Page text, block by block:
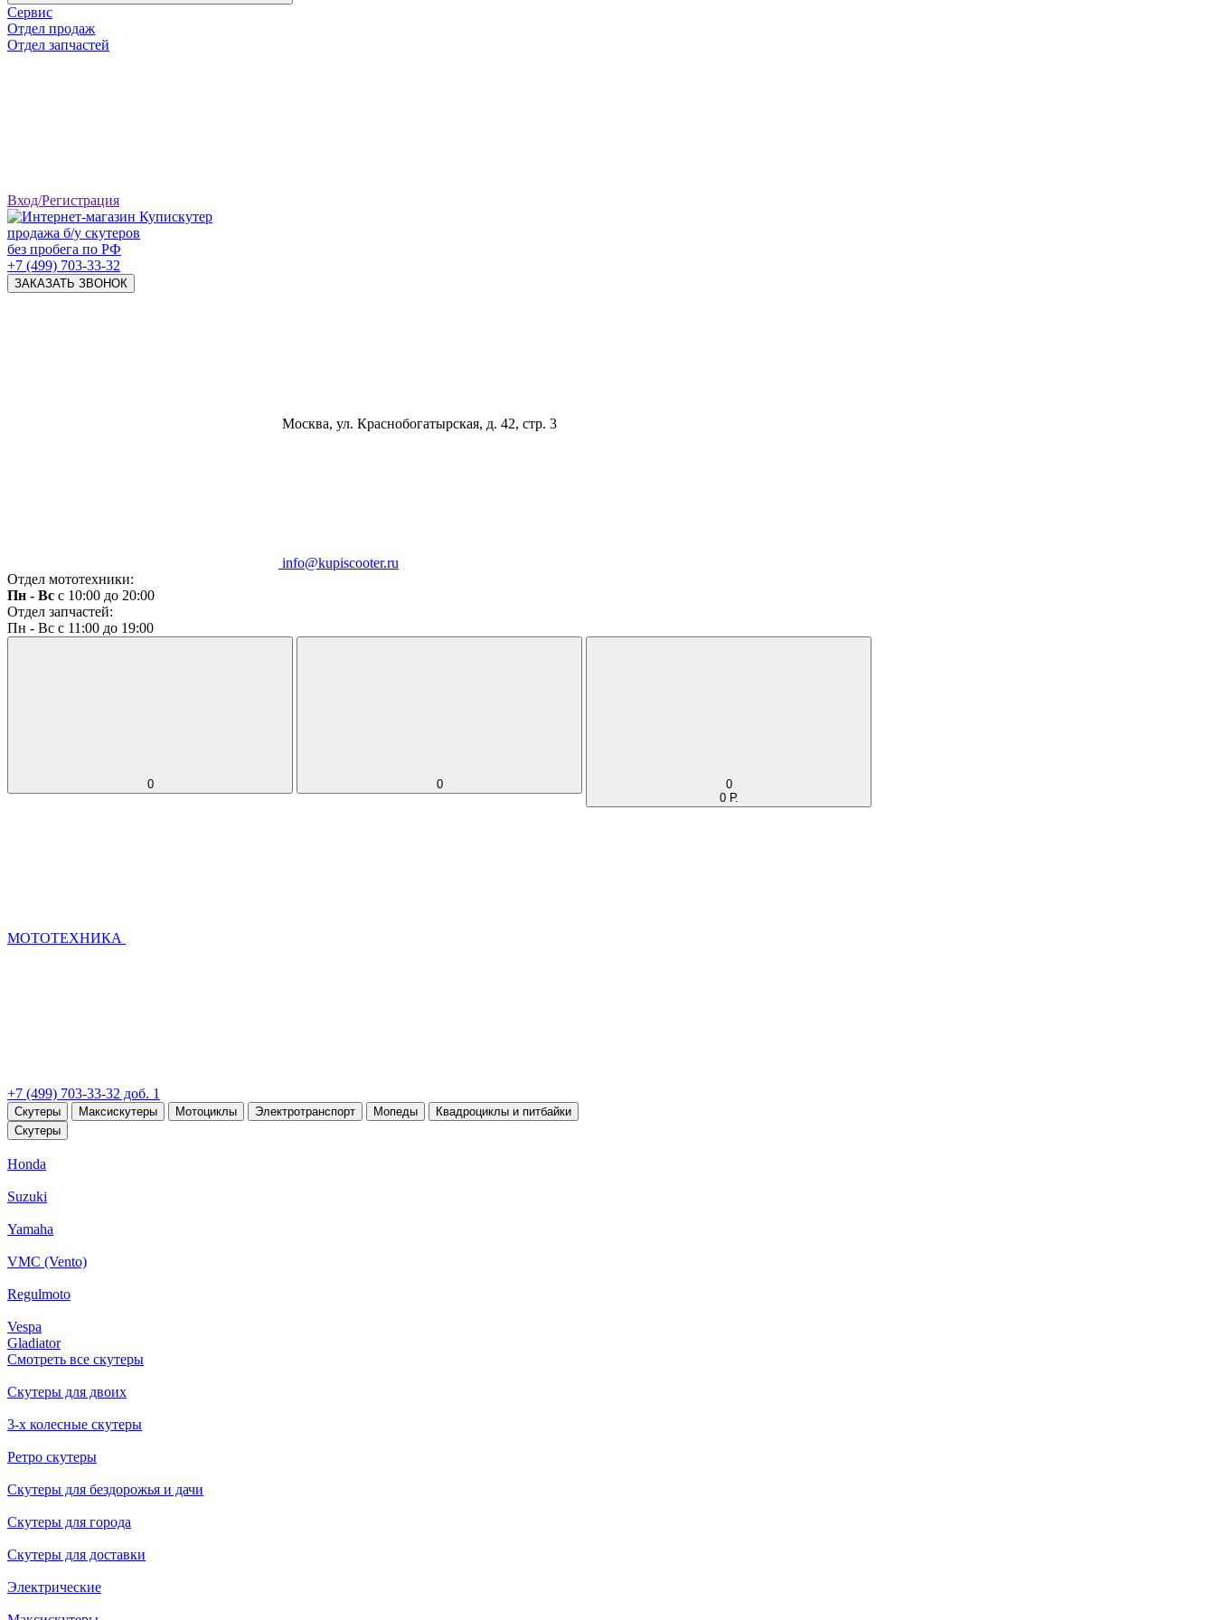
Сервис
Отдел продаж
Отдел запчастей
Вход/Регистрация
продажа б/у скутеров
без пробега по РФ
+7 (499) 703-33-32
ЗАКАЗАТЬ ЗВОНОК
Москва, ул. Краснобогатырская, д. 42, стр. 3
info@kupiscooter.ru
Отдел мототехники:
Пн - Вс с 10:00 до 20:00
Отдел запчастей:
Пн - Вс с 11:00 до 19:00
0 0
0
0 Р.
МОТОТЕХНИКА
+7 (499) 703-33-32 доб. 1
Скутеры Максискутеры Мотоциклы Электротранспорт Мопеды
Квадроциклы и питбайки
Скутеры
Honda
Suzuki
Yamaha
VMC (Vento)
Regulmoto
Vespa
Gladiator
Смотреть все скутеры
Скутеры для двоих
3-х колесные скутеры
Ретро скутеры
Скутеры для бездорожья и дачи
Скутеры для города
Скутеры для доставки
Электрические